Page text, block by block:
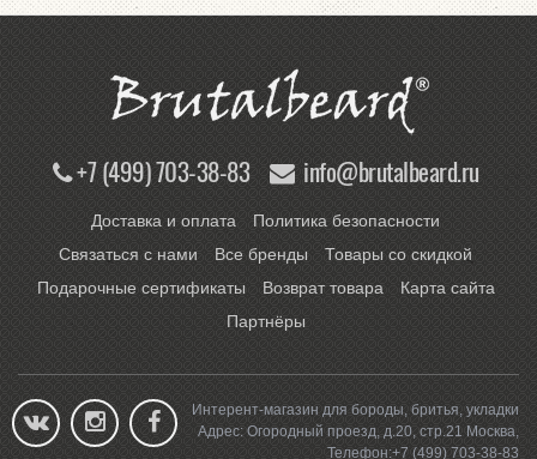
+7 (499) 703-38-83 info@brutalbeard.ru
Доставка и оплата
Политика безопасности
Связаться с нами
Все бренды
Товары со скидкой
Подарочные сертификаты
Возврат товара
Карта сайта
Партнёры
Интерент-магазин для бороды, бритья, укладки
Адрес: Огородный проезд, д.20, стр.21 Москва,
Телефон:+7 (499) 703-38-83